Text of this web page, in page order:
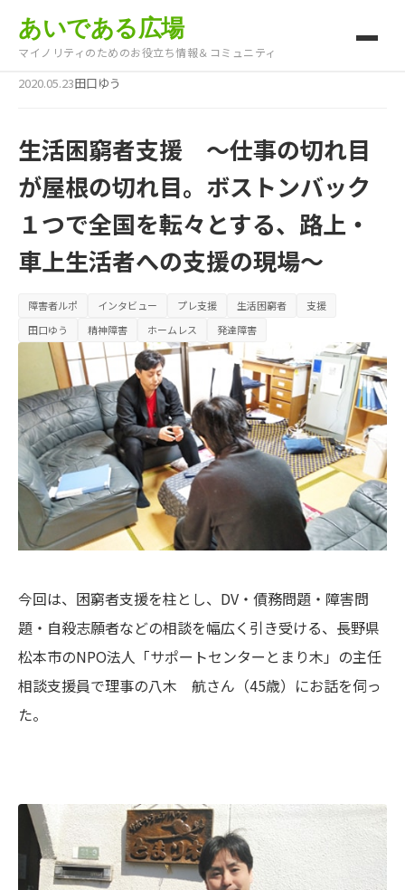
あいである広場
マイノリティのためのお役立ち情報＆コミュニティ
2020.05.23田口ゆう
生活困窮者支援 ～仕事の切れ目
が屋根の切れ目。ボストンバック
１つで全国を転々とする、路上・
車上生活者への支援の現場～
障害者ルポ インタビュー プレ支援 生活困窮者
支援
田口ゆう
精神障害 ホームレス 発達障害
今回は、困窮者支援を柱とし、DV・債務問題・障害問
題・自殺志願者などの相談を幅広く引き受ける、長野県
松本市のNPO法人「サポートセンターとまり木」の主任
相談支援員で理事の八木 航さん（45歳）にお話を伺っ
た。